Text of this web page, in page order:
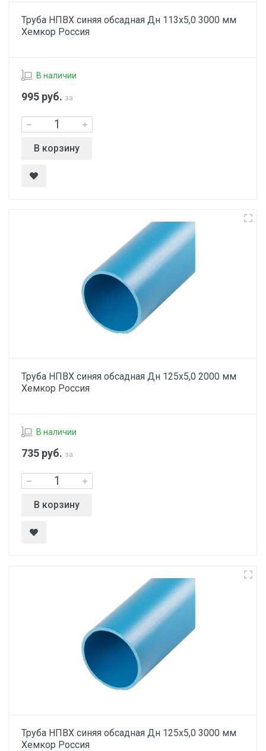
Труба НПВХ синяя обсадная Дн 113х5,0 3000 мм
Хемкор Россия
В наличии
995 руб. за
В корзину
Труба НПВХ синяя обсадная Дн 125х5,0 2000 мм
Хемкор Россия
В наличии
735 руб. за
В корзину
Труба НПВХ синяя обсадная Дн 125х5,0 3000 мм
Хемкор Россия